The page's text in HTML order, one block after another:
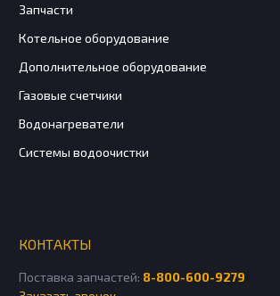
Запчасти
Котельное оборудование
Дополнительное оборудование
Газовые счетчики
Водонагреватели
Системы водоочистки
КОНТАКТЫ
Поставка запчастей: 8-800-600-9279